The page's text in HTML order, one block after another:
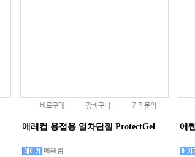
바로구매 장바구니 견적문의
에레컴 용접용 열차단젤 ProtectGel
에레컴
에